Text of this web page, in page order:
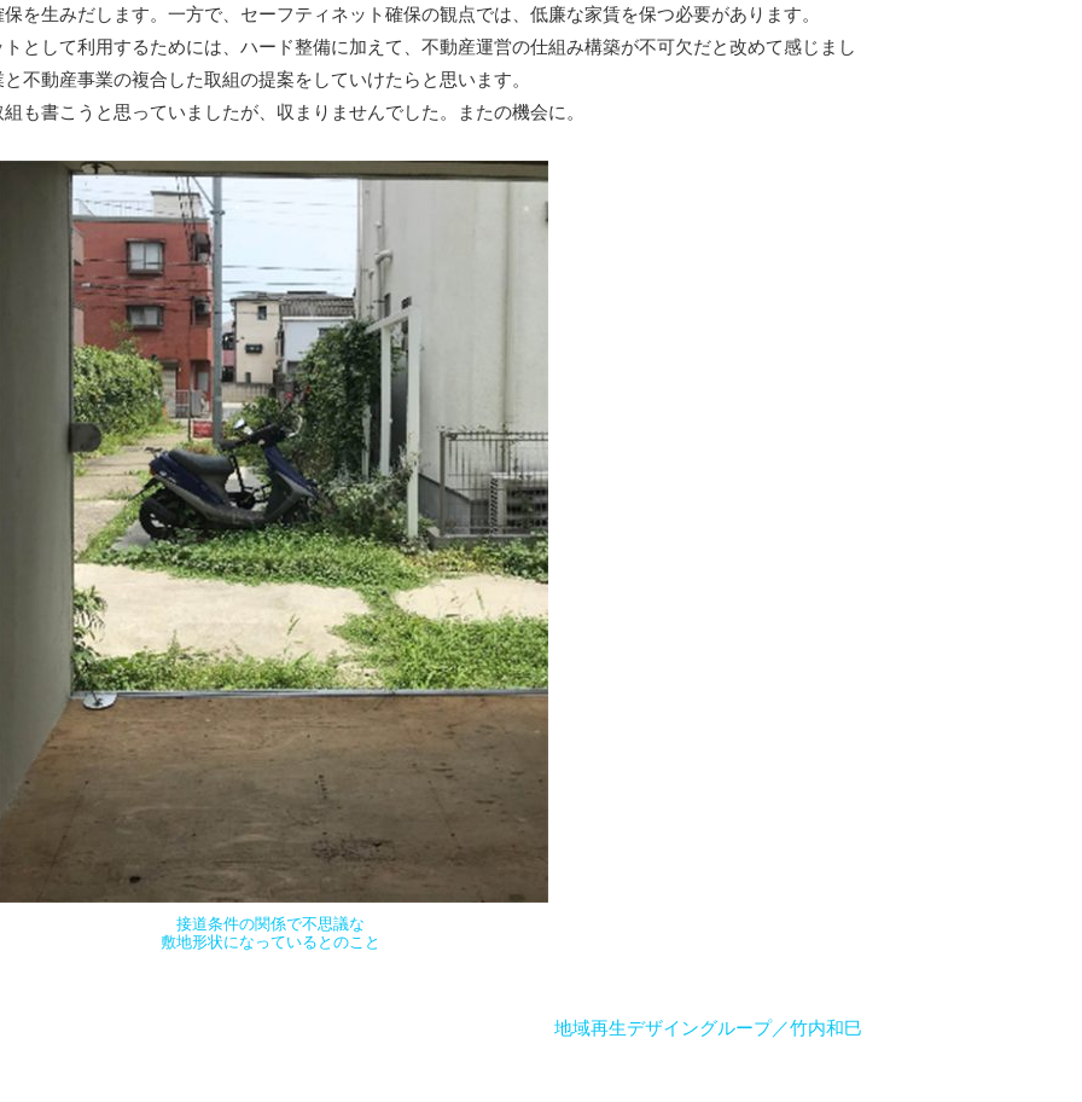
を生みだします。一方で、セーフティネット確保の観点では、低廉な家賃を保つ必要があります。
として利用するためには、ハード整備に加えて、不動産運営の仕組み構築が不可欠だと改めて感じまし
不動産事業の複合した取組の提案をしていけたらと思います。
書こうと思っていましたが、収まりませんでした。またの機会に。
接道条件の関係で不思議な
敷地形状になっているとのこと
地域再生デザイングループ／竹内和巳